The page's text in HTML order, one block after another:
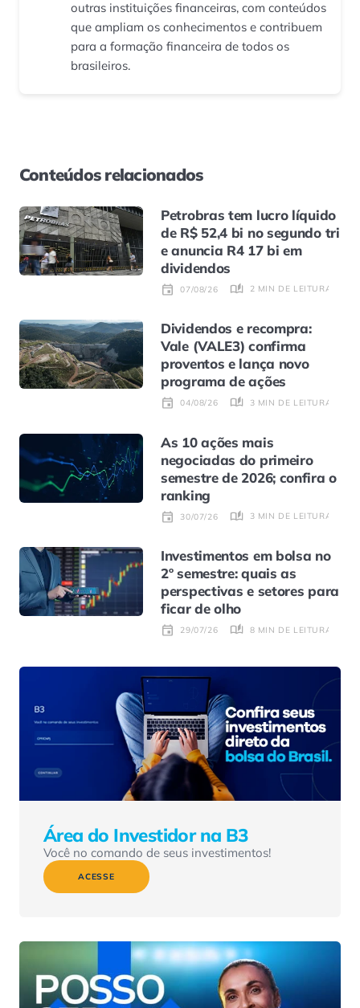
outras instituições financeiras, com conteúdos
que ampliam os conhecimentos e contribuem
para a formação financeira de todos os
brasileiros.
Conteúdos relacionados
Petrobras tem lucro líquido
de R$ 52,4 bi no segundo tri
e anuncia R4 17 bi em
dividendos
07/08/26 2 MIN DE LEITURA
Dividendos e recompra:
Vale (VALE3) confirma
proventos e lança novo
programa de ações
04/08/26 3 MIN DE LEITURA
As 10 ações mais
negociadas do primeiro
semestre de 2026; confira o
ranking
30/07/26 3 MIN DE LEITURA
Investimentos em bolsa no
2º semestre: quais as
perspectivas e setores para
ficar de olho
29/07/26 8 MIN DE LEITURA
Área do Investidor na B3
Você no comando de seus investimentos!
ACESSE